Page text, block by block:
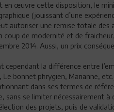
en œuvre cette disposition, le
(jouissant d’une
autoriser une remise totale
coup de modernité et de
2014. Aussi, un prix
cependant la différence entre
Le bonnet phrygien, Marianne,
dans ses termes de
sans se limiter nécessairement à
des projets, puis de